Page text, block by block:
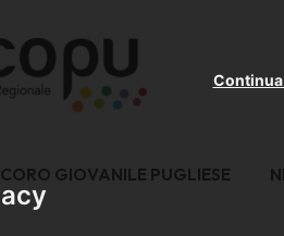
CORO GIOVANILE PUGLIESE